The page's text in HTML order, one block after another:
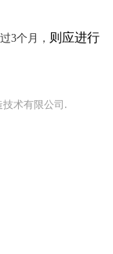
3个月， 则应进行
术有限公司.